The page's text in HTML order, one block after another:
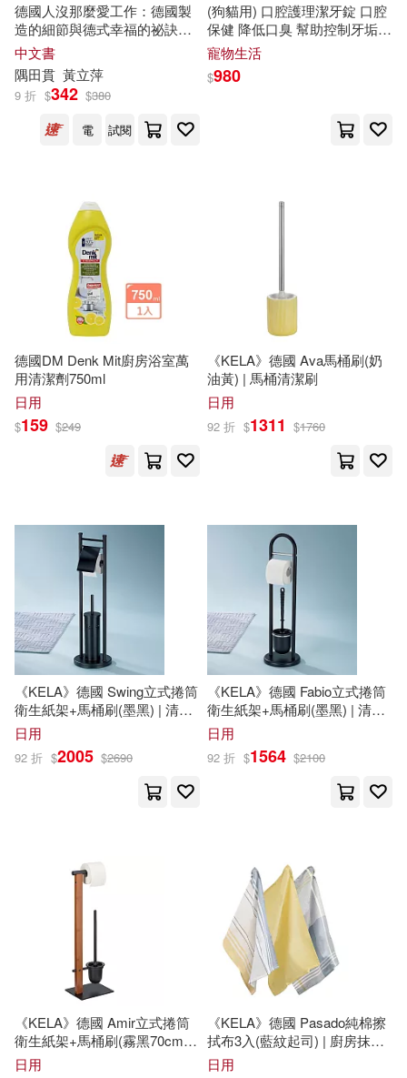
潔思敏‧沃德(4)
珍妮．W．哈帝（Janet W. Hard
蔡永奇(4)
路丙輝（總主編）(4)
馬亞敏，李欣穎(4)
伊迪絲．霍爾(3)
坂田幸樹（SAKATA Kohki）(3)
大師系列叢書編輯部(3)
張柯(3)
張雲天(3)
本書編委會編(3) 李光欽(3)
李彥舒(3) 李永民（主編）(3)
林之滿(3) 楊匡漢(3)
沃德‧法恩斯沃斯(3)
潔思敏．沃德(3)
潔絲敏．李．科里(3)
玄慧雯(3) 申克‧艾倫斯(3)
四川大學出版社(16)
教育科學出版社(16)
光明日報出版社(15)
吉林人民出版社(15)
外語教學與研究出版社(15)
天津人民出版社(15) 遠流(15)
中信出版社(14)
上海三聯書店(13)
中國科學技術出版社(13)
南開大學出版社(13)
浙江大學出版社(13)
天下雜誌(12)
知識產權出版社(12)
適合平板閱讀(33)
免費電子書(3)
現在可購買商品(1019)
作者/演唱/譯/編/繪(7)
德國人沒那麼愛工作：德國製
造的細節與德式幸福的祕訣──
高效率的思維，竟是從「我今
年要何時休長假」開始規
畫……。
中文書
隅田貫 黃立萍
9 折 $342 $380
電
試閱
(狗貓用) 口腔護理潔牙錠 口腔
保健 降低口臭 幫助控制牙垢、
牙菌斑 幫助牙齒【德國動物好
朋友】
寵物生活
$980
德國DM Denk Mit廚房浴室萬
用清潔劑750ml
日用
$159 $249
《KELA》德國 Ava馬桶刷(奶
油黃) | 馬桶清潔刷
日用
92 折 $1311 $1760
《KELA》德國 Swing立式捲筒
衛生紙架+馬桶刷(墨黑) | 清潔
刷 衛浴用品 衛浴清潔 紙巾架
日用
92 折 $2005 $2690
《KELA》德國 Fabio立式捲筒
衛生紙架+馬桶刷(墨黑) | 清潔
刷 衛浴用品 衛浴清潔 紙巾架
日用
92 折 $1564 $2100
《KELA》德國 Amir立式捲筒
衛生紙架+馬桶刷(霧黑70cm) |
清潔刷 衛生紙架 毛巾架 掛架
日用
《KELA》德國 Pasado純棉擦
拭布3入(藍紋起司) | 廚房抹布
清潔布 吸水布 擦手巾
日用